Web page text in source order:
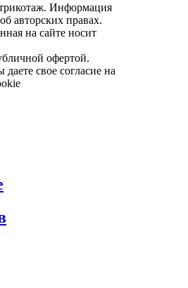
Информация
авторских правах.
на сайте носит
офертой.
свое согласие на